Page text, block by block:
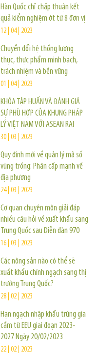
Hàn Quốc chỉ chấp thuận kết
quả kiểm nghiệm ớt từ 8 đơn vị
12 | 04 | 2023
Chuyển đổi hệ thống lương
thực, thực phẩm minh bạch,
trách nhiệm và bền vững
01 | 04 | 2023
KHÓA TẬP HUẤN VÀ ĐÁNH GIÁ
SỰ PHÙ HỢP CỦA KHUNG PHÁP
LÝ VIỆT NAM VỚI ASEAN RAI
30 | 03 | 2023
Quy định mới về quản lý mã số
vùng trồng: Phân cấp mạnh về
địa phương
24 | 03 | 2023
Cơ quan chuyên môn giải đáp
nhiều câu hỏi về xuất khẩu sang
Trung Quốc sau Diễn đàn 970
16 | 03 | 2023
Các nông sản nào có thể sẽ
xuất khẩu chính ngạch sang thị
trường Trung Quốc?
28 | 02 | 2023
Hạn ngạch nhập khẩu trứng gia
cầm từ EEU giai đoạn 2023-
2027 Ngày 20/02/2023
22 | 02 | 2023